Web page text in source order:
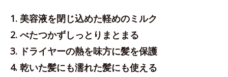
1. 美容液を閉じ込めた軽めのミルク
2. べたつかずしっとりまとまる
3. ドライヤーの熱を味方に髪を保護
4. 乾いた髪にも濡れた髪にも使える